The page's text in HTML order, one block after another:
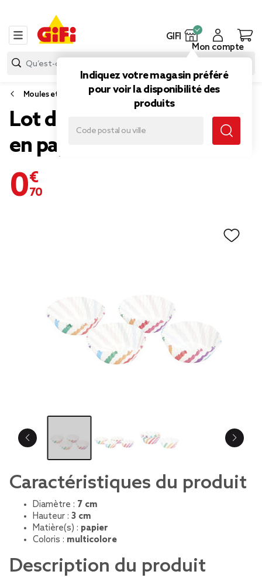
GIFI
Indiquez votre magasin préféré
pour voir la disponibilité des
produits
Mon compte
Moules et emporte-pièces
Lot de 80 moules à cake
en papier sulfurisé Ø7cm
0,70 €
Caractéristiques du produit
Diamètre : 7 cm
Hauteur : 3 cm
Matière(s) : papier
Coloris : multicolore
Description du produit